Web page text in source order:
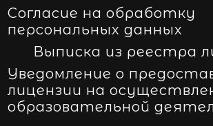
Согласие на обработку
персональных данных
Выписка из реестра
Уведомление о
лицензии на
образовательной